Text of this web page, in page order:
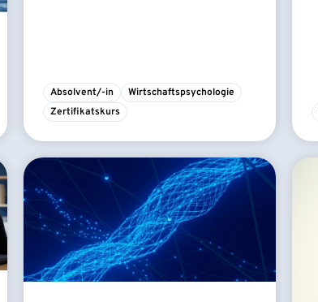
Absolvent/-in
Wirtschaftspsychologie
Zertifikatskurs